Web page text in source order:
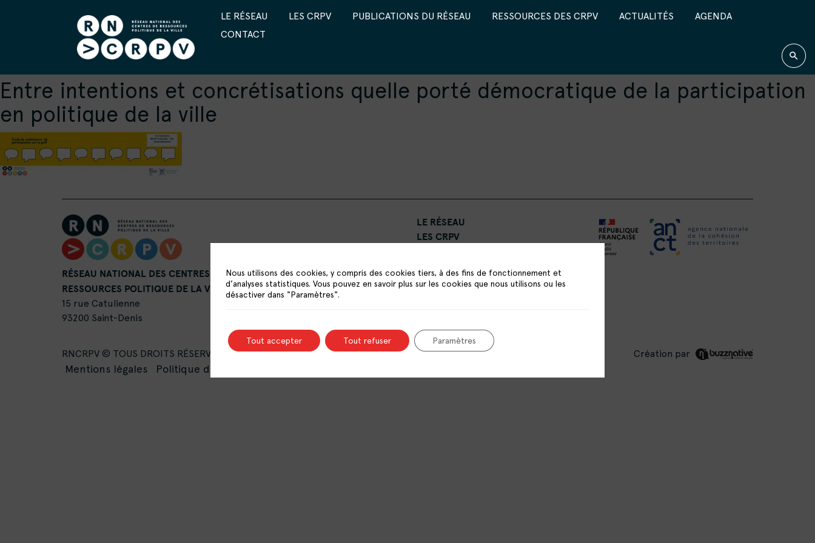
LE RÉSEAU LES CRPV PUBLICATIONS DU RÉSEAU RESSOURCES DES CRPV ACTUALITÉS
AGENDA
CONTACT
Entre intentions et concrétisations quelle porté démocratique de la participation
en politique de la ville
RÉSEAU NATIONAL DES CENTRES DE
RESSOURCES POLITIQUE DE LA VILLE
15 rue Catulienne
93200 Saint-Denis
LE RÉSEAU
LES CRPV
OFFRES D’EMPLOI
RNCRPV © TOUS DROITS RÉSERVÉS -
Mentions légales Politique de confidentialité
Création par
Nous utilisons des cookies, y compris des cookies tiers, à des fins de fonctionnement et
d’analyses statistiques. Vous pouvez en savoir plus sur les cookies que nous utilisons ou les
désactiver dans "Paramètres".
Tout accepter Tout refuser Paramètres